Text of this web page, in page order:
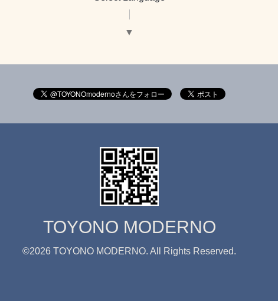
▼
TOYONO MODERNO
©2026 TOYONO MODERNO. All Rights Reserved.